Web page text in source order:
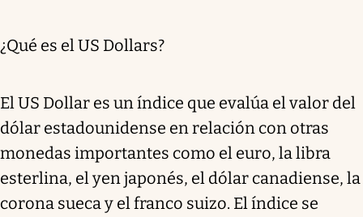
¿Qué es el US Dollars?
El US Dollar es un índice que evalúa el valor del
dólar estadounidense en relación con otras
monedas importantes como el euro, la libra
esterlina, el yen japonés, el dólar canadiense, la
corona sueca y el franco suizo. El índice se